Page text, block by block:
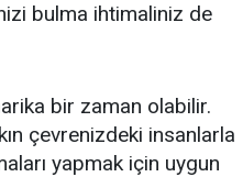
bulma ihtimaliniz de
bir zaman olabilir.
çevrenizdeki insanlarla
yapmak için uygun